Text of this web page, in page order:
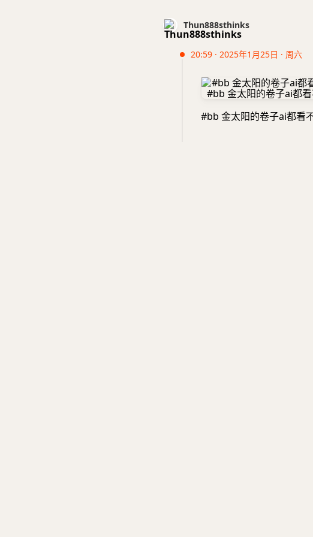
Thun888sthinks
20:59 · 2025年1月25日 · 周六
#bb 金太阳的卷子ai都看